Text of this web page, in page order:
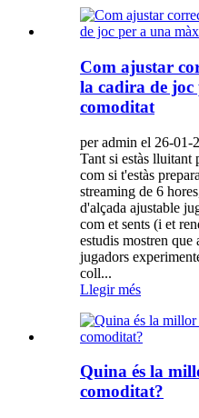
Com ajustar
la cadira de
comoditat
per admin el 26-01-
Tant si estàs lluitant
com si t'estàs
streaming de 6
d'alçada ajustable
com et sents (i et
estudis mostren
jugadors
coll...
Llegir més
Quina és la
comoditat?